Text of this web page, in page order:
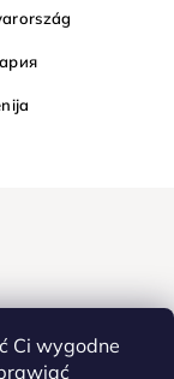
Ci wygodne